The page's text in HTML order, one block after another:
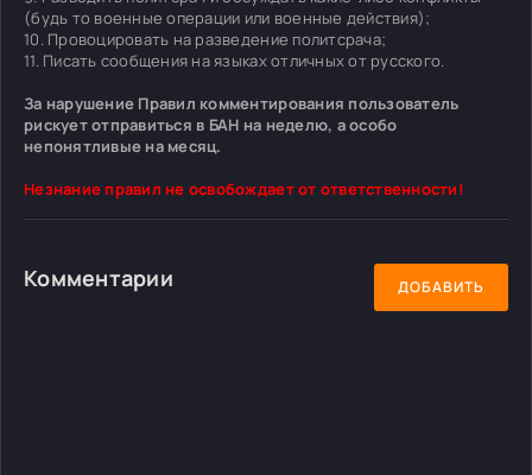
(будь то военные операции или военные действия);
10. Провоцировать на разведение политсрача;
11. Писать сообщения на языках отличных от русского.
За нарушение Правил комментирования пользователь
рискует отправиться в БАН на неделю, а особо
непонятливые на месяц.
Незнание правил не освобождает от ответственности!
Комментарии ДОБАВИТЬ